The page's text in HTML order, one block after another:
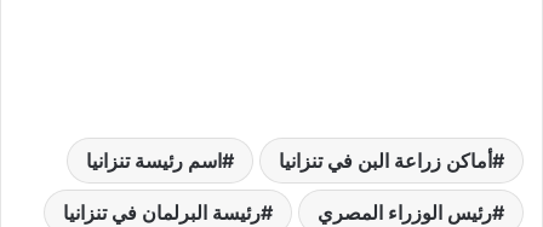
أماكن زراعة البن في تنزانيا اسم رئيسة تنزانيا
رئيس الوزراء المصري رئيسة البرلمان في تنزانيا